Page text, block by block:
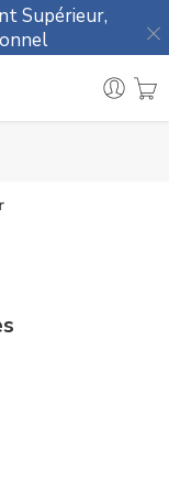
Supérieur,